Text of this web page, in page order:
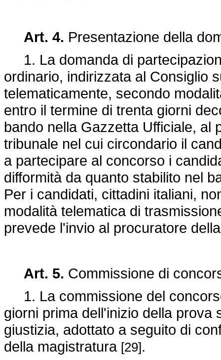
Art. 4. Presentazione della
1. La domanda di
ordinario, indirizzata al Consiglio
telematicamente, secondo
entro il termine di trenta giorni
bando nella Gazzetta Ufficiale, al
tribunale nel cui circondario il
a partecipare al concorso i
difformità da quanto stabilito nel
Per i candidati, cittadini italiani,
modalità telematica di
prevede l'invio al procuratore
Art. 5. Commissione di
1. La commissione del
giorni prima dell'inizio della
giustizia, adottato a seguito di
della magistratura [29].